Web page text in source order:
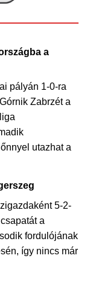
a
pályán 1-0-ra
Zabrzét a
utazhat a
5-2-
a
fordulójának
így nincs már